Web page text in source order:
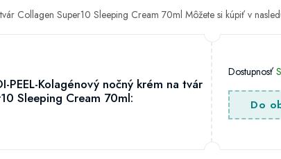
Collagen Super10 Sleeping Cream 70ml Môžete si kúpiť v
PEEL-Kolagénový nočný krém na tvár
Sleeping Cream 70ml:
Dostupnosť
Do